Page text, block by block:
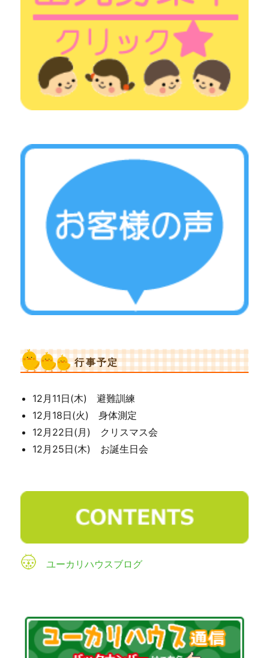
行事予定
12月11日(木) 避難訓練
12月18日(火) 身体測定
12月22日(月) クリスマス会
12月25日(木) お誕生日会
ユーカリハウスブログ